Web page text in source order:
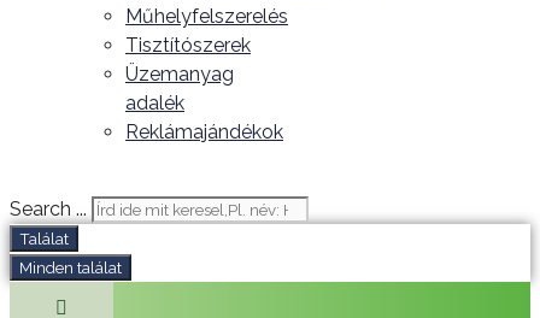
Műhelyfelszerelés
Tisztítószerek
Üzemanyag
adalék
Reklámajándékok
Search ...
Találat
Minden találat